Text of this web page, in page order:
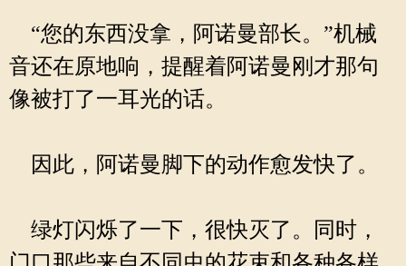
“您的东西没拿，阿诺曼部长。”机械
音还在原地响，提醒着阿诺曼刚才那句
像被打了一耳光的话。
因此，阿诺曼脚下的动作愈发快了。
绿灯闪烁了一下，很快灭了。同时，